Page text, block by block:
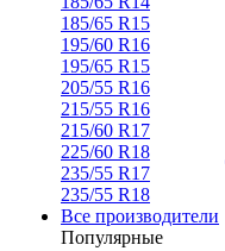
185/65 R15
195/60 R16
195/65 R15
205/55 R16
215/55 R16
215/60 R17
225/60 R18
235/55 R17
235/55 R18
Все производители
Популярные